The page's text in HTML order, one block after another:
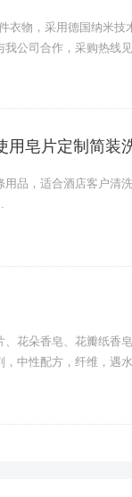
衣物，采用德国纳米技
公司合作，采购热线
用皂片定制简装
品，适合酒店客户清
花朵香皂、花瓣纸香
中性配方，纤维，遇水